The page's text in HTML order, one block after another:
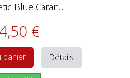
Blue Caran...
4,50 €
panier Détails